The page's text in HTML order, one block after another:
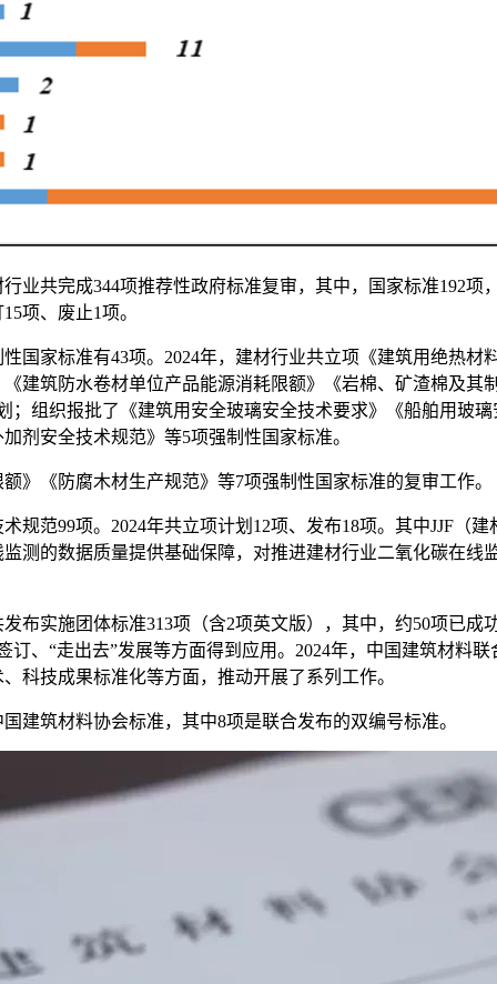
共完成344项推荐性政府标准复审，其中，国家标准192项
项、废止1项。
家标准有43项。2024年，建材行业共立项《建筑用绝热材
建筑防水卷材单位产品能源消耗限额》《岩棉、矿渣棉及其
；组织报批了《建筑用安全玻璃安全技术要求》《船舶用玻
剂安全技术规范》等5项强制性国家标准。
《防腐木材生产规范》等7项强制性国家标准的复审工作。
99项。2024年共立项计划12项、发布18项。其中JJF（建
测的数据质量提供基础保障，对推进建材行业二氧化碳在线
实施团体标准313项（含2项英文版），其中，约50项已成
订、“走出去”发展等方面得到应用。2024年，中国建筑材料
科技成果标准化等方面，推动开展了系列工作。
筑材料协会标准，其中8项是联合发布的双编号标准。